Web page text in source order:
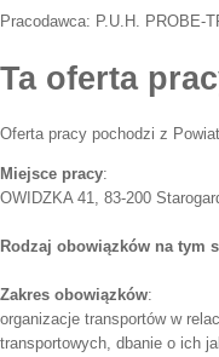
Pracodawca: P.U.H. PROBE-
Ta oferta
Oferta pracy pochodzi z
Miejsce pracy:
OWIDZKA 41, 83-200
Rodzaj obowiązków na tym
Zakres obowiązków:
organizacje transportów w
transportowych, dbanie o ich